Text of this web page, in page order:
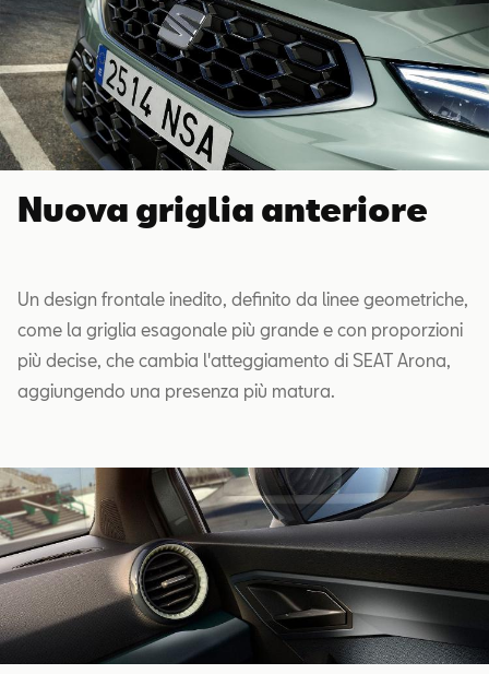
Nuova griglia anteriore
Un design frontale inedito, definito da linee geometriche,
come la griglia esagonale più grande e con proporzioni
più decise, che cambia l'atteggiamento di SEAT Arona,
aggiungendo una presenza più matura.